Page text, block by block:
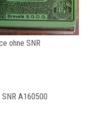
ohne SNR
SNR A160500